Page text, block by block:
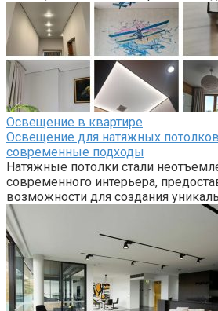
Освещение в квартире
Освещение для натяжных
современные подходы
Натяжные потолки стали
современного интерьера,
возможности для создания